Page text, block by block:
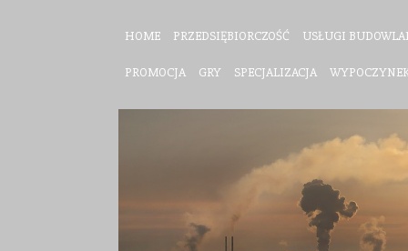
HOME PRZEDSIĘBIORCZOŚĆ USŁUGI
PROMOCJA GRY SPECJALIZACJA